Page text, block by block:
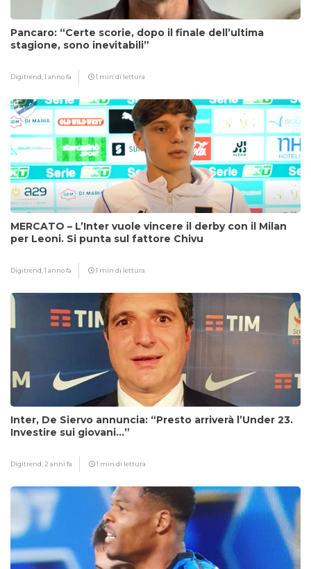
Pancaro: “Certe scorie, dopo il finale dell’ultima
stagione, sono inevitabili”
Digitrend,1 anno fa 1 min di lettura
MERCATO – L’Inter vuole vincere il derby con il Milan
per Leoni. Si punta sul fattore Chivu
Digitrend,1 anno fa 1 min di lettura
Inter, De Siervo annuncia: “Presto arriverà l’Under 23.
Investire sui giovani…”
Digitrend, 2 anni fa 1 min di lettura